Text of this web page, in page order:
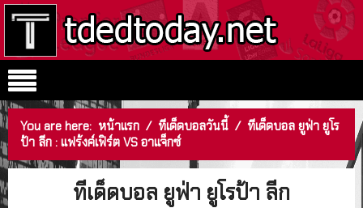
You are here: หน้าแรก / ทีเด็ดบอลวันนี้ / ทีเด็ดบอล ยูฟ่า ยูโร
ป้า ลีก : แฟร้งค์เฟิร์ต VS อาแจ็กซ์
ทีเด็ดบอล ยูฟ่า ยูโรป้า ลีก